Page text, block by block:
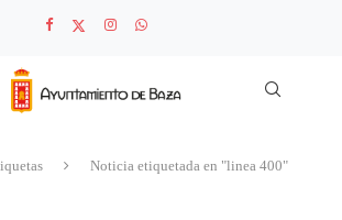
Noticia etiquetada en "linea 400"